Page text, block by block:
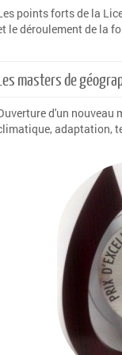
points forts de la
le déroulement de la
masters de
d'un nouveau
adaptation,